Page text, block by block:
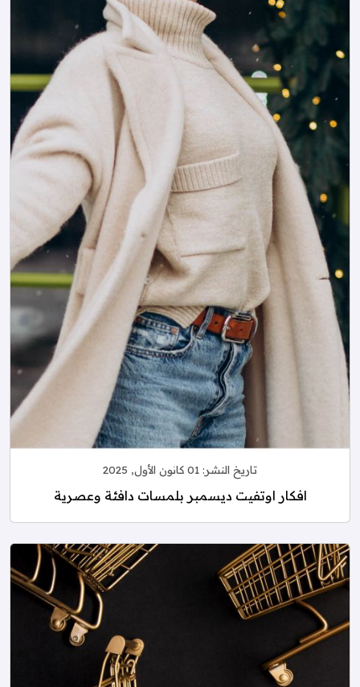
تاريخ النشر: 01 كانون الأول, 2025
افكار اوتفيت ديسمبر بلمسات دافئة وعصرية